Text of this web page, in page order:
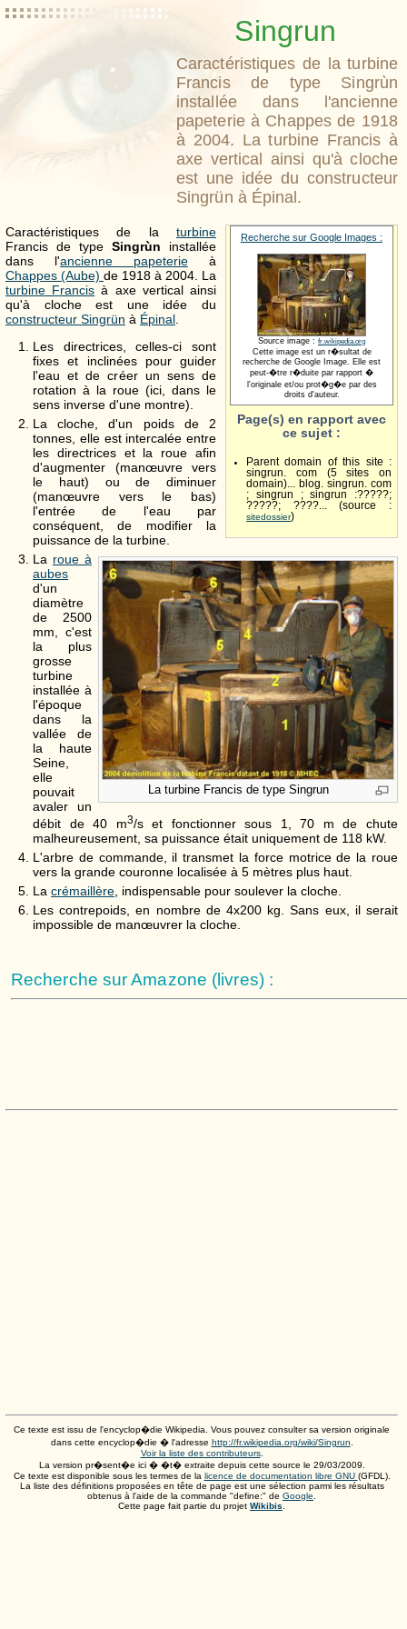
Singrun
Caractéristiques de la turbine
Francis de type Singrùn
installée dans l'ancienne
papeterie à Chappes de 1918
à 2004. La turbine Francis à
axe vertical ainsi qu'à cloche
est une idée du constructeur
Singrün à Épinal.
Recherche sur Google Images :
Source image : fr.wikipedia.org
Cette image est un r�sultat de
recherche de Google Image. Elle est
peut-�tre r�duite par rapport �
l'originale et/ou prot�g�e par des
droits d'auteur.
Page(s) en rapport avec
ce sujet :
Parent domain of this site :
singrun. com (5 sites on
domain)... blog. singrun. com
; singrun ; singrun :?????;
?????; ????... (source :
sitedossier)
Caractéristiques de la turbine
Francis de type Singrùn installée
dans l'ancienne papeterie à
Chappes (Aube) de 1918 à 2004. La
turbine Francis à axe vertical ainsi
qu'à cloche est une idée du
constructeur Singrün à Épinal
La turbine Francis de type Singrun
Les directrices, celles-ci sont
fixes et inclinées pour guider
l'eau et de créer un sens de
rotation à la roue (ici, dans le
sens inverse d'une montre).
La cloche, d'un poids de 2
tonnes, elle est intercalée entre
les directrices et la roue afin
d'augmenter (manœuvre vers
le haut) ou de diminuer
(manœuvre vers le bas)
l'entrée de l'eau par
conséquent, de modifier la
puissance de la turbine.
La roue à
aubes
d'un
diamètre
de 2500
mm, c'est
la plus
grosse
turbine
installée à
l'époque
dans la
vallée de
la haute
Seine,
elle
pouvait
avaler un
débit de 40 m3/s et fonctionner sous 1, 70 m de chute
malheureusement, sa puissance était uniquement de 118 kW.
L'arbre de commande, il transmet la force motrice de la roue
vers la grande couronne localisée à 5 mètres plus haut.
La crémaillère, indispensable pour soulever la cloche.
Les contrepoids, en nombre de 4x200 kg. Sans eux, il serait
impossible de manœuvrer la cloche.
Recherche sur Amazone (livres) :
Ce texte est issu de l'encyclop�die Wikipedia. Vous pouvez consulter sa version originale
dans cette encyclop�die � l'adresse http://fr.wikipedia.org/wiki/Singrun
Voir la liste des contributeurs.
La version pr�sent�e ici � �t� extraite depuis cette source le 29/03/2009
Ce texte est disponible sous les termes de la licence de documentation libre GNU (GFDL).
La liste des définitions proposées en tête de page est une sélection parmi les résultats
obtenus à l'aide de la commande "define:" de Google
Cette page fait partie du projet Wikibis